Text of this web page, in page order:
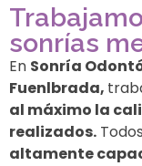
sonrías
En Sonría
Fuenlbrada,
al máximo la
realizados.
altamente